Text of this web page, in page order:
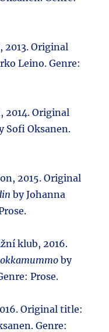
2013. Original
Leino. Genre:
2014. Original
Sofi Oksanen.
2015. Original
by Johanna
klub, 2016.
by
Prose.
Original title:
Genre: